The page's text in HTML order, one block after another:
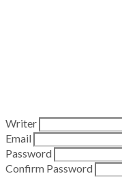
Writer
Email
Password
Confirm Password